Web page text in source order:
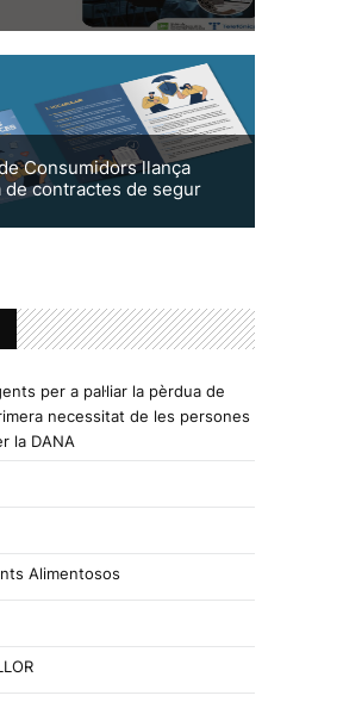
Consumidors llança
de contractes de segur
per a pal·liar la pèrdua de
necessitat de les persones
la DANA
Alimentosos